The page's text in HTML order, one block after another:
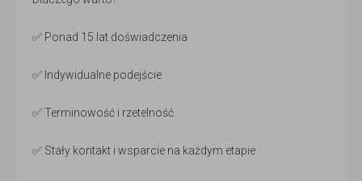
✅ Ponad 15 lat doświadczenia
✅ Indywidualne podejście
✅ Terminowość i rzetelność
✅ Stały kontakt i wsparcie na każdym etapie